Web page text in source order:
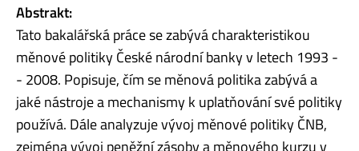
Abstrakt:
Tato bakalářská práce se zabývá charakteristikou
měnové politiky České národní banky v letech 1993 -
- 2008. Popisuje, čím se měnová politika zabývá a
jaké nástroje a mechanismy k uplatňování své politiky
používá. Dále analyzuje vývoj měnové politiky ČNB,
zejména vývoj peněžní zásoby a měnového kurzu v